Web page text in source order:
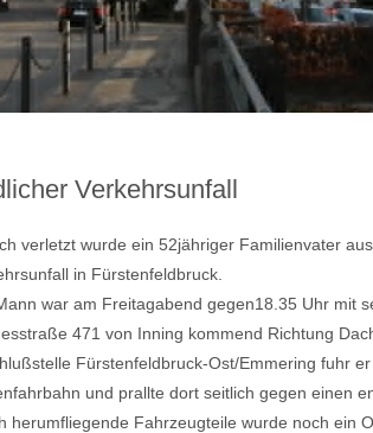
Verkehrsunfall
verletzt wurde ein 52jähriger Familienvater
in Fürstenfeldbruck.
war am Freitagabend gegen18.35 Uhr mit
471 von Inning kommend Richtung
Fürstenfeldbruck-Ost/Emmering fuhr
und prallte dort seitlich gegen einen
herumfliegende Fahrzeugteile wurde noch ein